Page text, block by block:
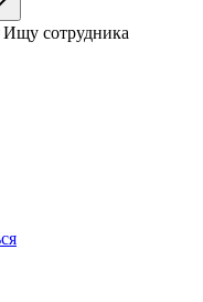
Ищу сотрудника